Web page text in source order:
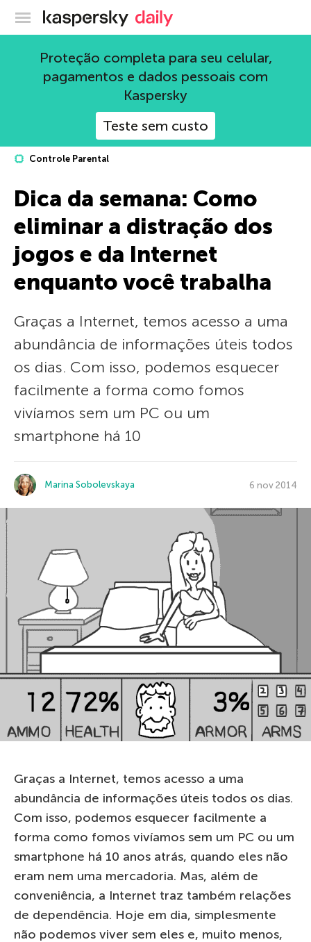
Blog oficial da Kaspersky
Proteção completa para seu celular,
pagamentos e dados pessoais com
Kaspersky
Teste sem custo
Controle Parental
Dica da semana: Como
eliminar a distração dos
jogos e da Internet
enquanto você trabalha
Graças a Internet, temos acesso a uma
abundância de informações úteis todos
os dias. Com isso, podemos esquecer
facilmente a forma como fomos
vivíamos sem um PC ou um
smartphone há 10
Marina Sobolevskaya 6 nov 2014
Graças a Internet, temos acesso a uma
abundância de informações úteis todos os dias.
Com isso, podemos esquecer facilmente a
forma como fomos vivíamos sem um PC ou um
smartphone há 10 anos atrás, quando eles não
eram nem uma mercadoria. Mas, além de
conveniência, a Internet traz também relações
de dependência. Hoje em dia, simplesmente
não podemos viver sem eles e, muito menos,